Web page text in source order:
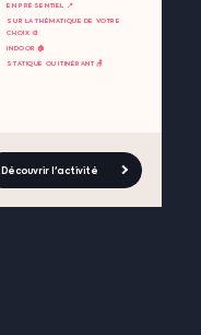
EN PRÉSENTIEL 📍
SUR LA THÉMATIQUE DE VOTRE
CHOIX 🎨
INDOOR 🏠
STATIQUE OU ITINÉRANT 🪑
Découvrir l'activité